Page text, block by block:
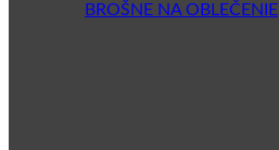
BROŠNE NA OBLEČENIE